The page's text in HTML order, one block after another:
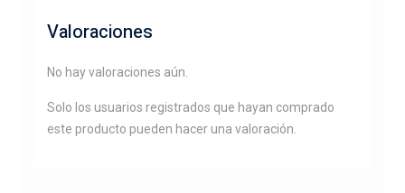
Valoraciones
No hay valoraciones aún.
Solo los usuarios registrados que hayan comprado
este producto pueden hacer una valoración.